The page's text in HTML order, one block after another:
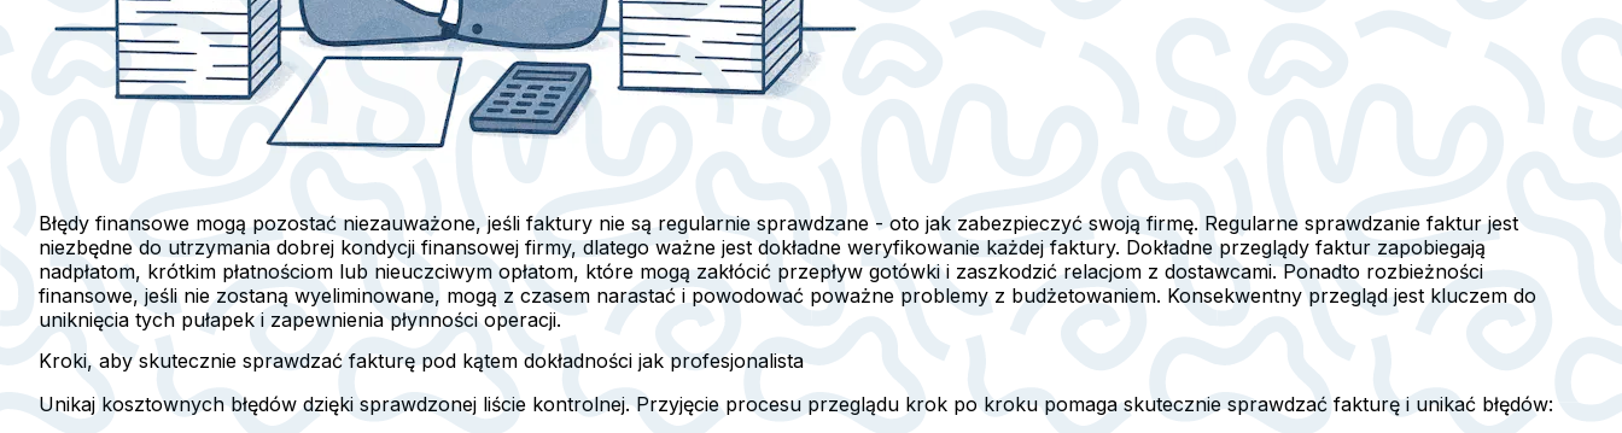
Błędy finansowe mogą pozostać niezauważone, jeśli faktury nie są regularnie sprawdzane - oto jak zabezpieczyć swoją firmę. Regularne sprawdzanie faktur jest
niezbędne do utrzymania dobrej kondycji finansowej firmy, dlatego ważne jest dokładne weryfikowanie każdej faktury. Dokładne przeglądy faktur zapobiegają
nadpłatom, krótkim płatnościom lub nieuczciwym opłatom, które mogą zakłócić przepływ gotówki i zaszkodzić relacjom z dostawcami. Ponadto rozbieżności
finansowe, jeśli nie zostaną wyeliminowane, mogą z czasem narastać i powodować poważne problemy z budżetowaniem. Konsekwentny przegląd jest kluczem do
uniknięcia tych pułapek i zapewnienia płynności operacji.
Kroki, aby skutecznie sprawdzać fakturę pod kątem dokładności jak profesjonalista
Unikaj kosztownych błędów dzięki sprawdzonej liście kontrolnej. Przyjęcie procesu przeglądu krok po kroku pomaga skutecznie sprawdzać fakturę i unikać błędów: